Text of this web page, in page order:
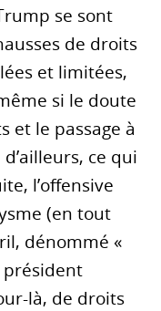
se sont
de droits
et limitées,
si le doute
et le passage à
ce qui
l’offensive
(en tout
dénommé «
là, de droits